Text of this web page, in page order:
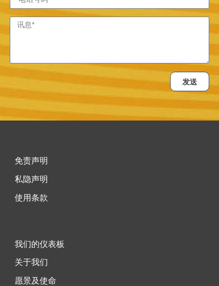
发送
免责声明
私隐声明
使用条款
我们的仪表板
关于我们
愿景及使命